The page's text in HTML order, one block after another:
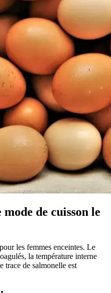
de cuisson le
pour les femmes enceintes. Le
la température interne
trace de salmonelle est